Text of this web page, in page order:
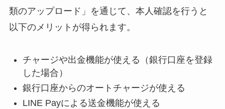
類のアップロード 」を通じて、本人確認を行うと
以下のメリットが得られます。
チャージや出金機能が使える（銀行口座を登録
した場合）
銀行口座からのオートチャージが使える
LINE Payによる送金機能が使える